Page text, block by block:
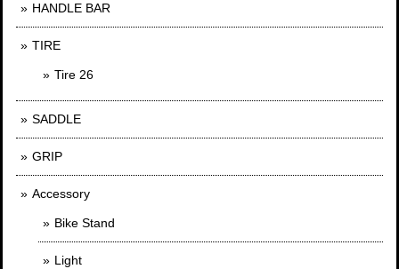
HANDLE BAR
TIRE
Tire 26
SADDLE
GRIP
Accessory
Bike Stand
Light